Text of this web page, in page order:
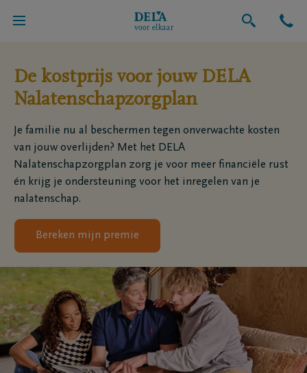
Verzekeringen
De kostprijs voor jouw DELA
Nalatenschapzorgplan
Je familie nu al beschermen tegen onverwachte kosten
van jouw overlijden? Met het DELA
Nalatenschapzorgplan zorg je voor meer financiële rust
én krijg je ondersteuning voor het inregelen van je
nalatenschap.
Bereken mijn premie